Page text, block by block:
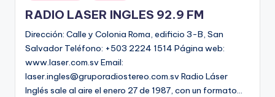
RADIO LASER INGLES 92.9 FM
Dirección: Calle y Colonia Roma, edificio 3-B, San
Salvador Teléfono: +503 2224 1514 Página web:
www.laser.com.sv Email:
laser.ingles@gruporadiostereo.com.sv Radio Láser
Inglés sale al aire el enero 27 de 1987, con un formato…